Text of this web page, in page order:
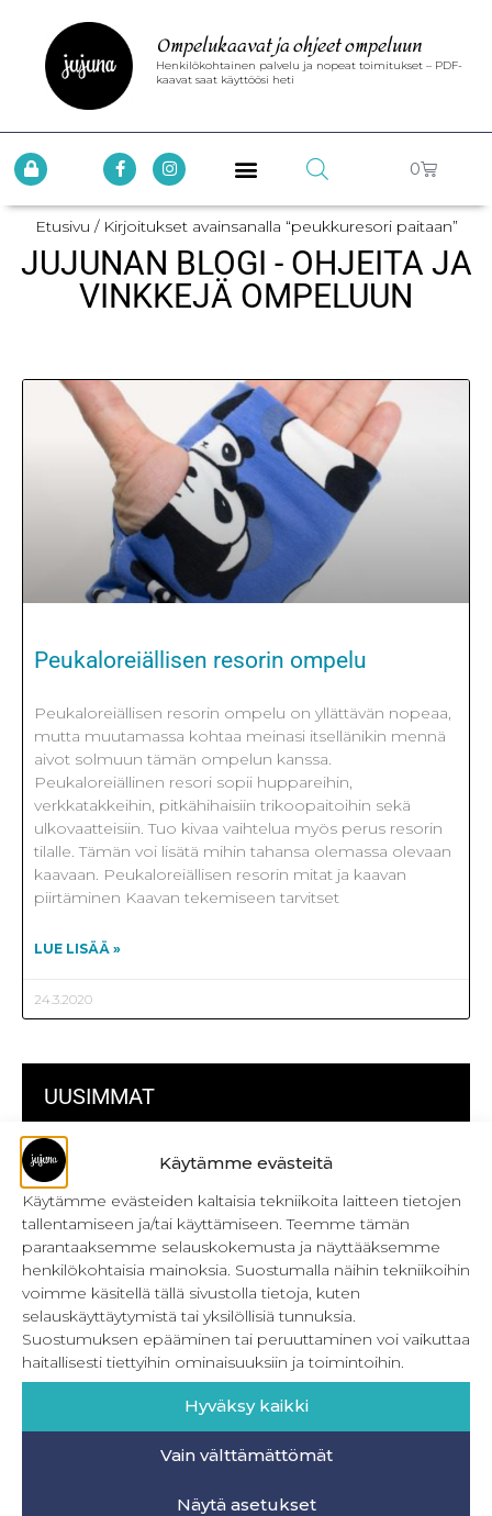
Käytämme evästeitä
Käytämme evästeiden kaltaisia tekniikoita laitteen tietojen
tallentamiseen ja/tai käyttämiseen. Teemme tämän
parantaaksemme selauskokemusta ja näyttääksemme
henkilökohtaisia mainoksia. Suostumalla näihin tekniikoihin
voimme käsitellä tällä sivustolla tietoja, kuten
selauskäyttäytymistä tai yksilöllisiä tunnuksia.
Suostumuksen epääminen tai peruuttaminen voi vaikuttaa
haitallisesti tiettyihin ominaisuuksiin ja toimintoihin.
Hyväksy kaikki
Vain välttämättömät
Näytä asetukset
Ompelukaavat ja ohjeet ompeluun
Henkilökohtainen palvelu ja nopeat toimitukset – PDF-
kaavat saat käyttöösi heti
0
Etusivu / Kirjoitukset avainsanalla “peukkuresori paitaan”
JUJUNAN BLOGI - OHJEITA JA
VINKKEJÄ OMPELUUN
UUSIMMAT
Kulmikas pussukka kaava Särmä
Bokserikuminauhan ompelu
Metrivetoketjun käyttö
Metrivetoketjun lukon pujottaminen
Onnistu joustavien vaatteiden ompelussa
Laakasauman ompelu saumurilla
Jujunan ompelubingo heinä-joulukuulle
Retkeilyhousujen materiaalit ja tarvikkeet
Peukaloreiällisen resorin ompelu
Peukaloreiällisen resorin ompelu on yllättävän nopeaa,
mutta muutamassa kohtaa meinasi itsellänikin mennä
aivot solmuun tämän ompelun kanssa.
Peukaloreiällinen resori sopii huppareihin,
verkkatakkeihin, pitkähihaisiin trikoopaitoihin sekä
ulkovaatteisiin. Tuo kivaa vaihtelua myös perus resorin
tilalle. Tämän voi lisätä mihin tahansa olemassa olevaan
kaavaan. Peukaloreiällisen resorin mitat ja kaavan
piirtäminen Kaavan tekemiseen tarvitset
LUE LISÄÄ »
24.3.2020